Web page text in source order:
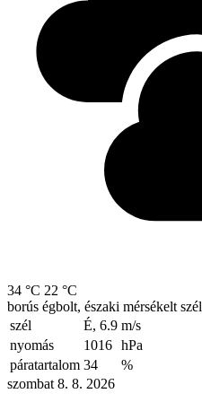
34 °C 22 °C
borús égbolt, északi mérsékelt szél
szél
É, 6.9 m/s
nyomás
1016 hPa
páratartalom 34
%
szombat 8. 8. 2026